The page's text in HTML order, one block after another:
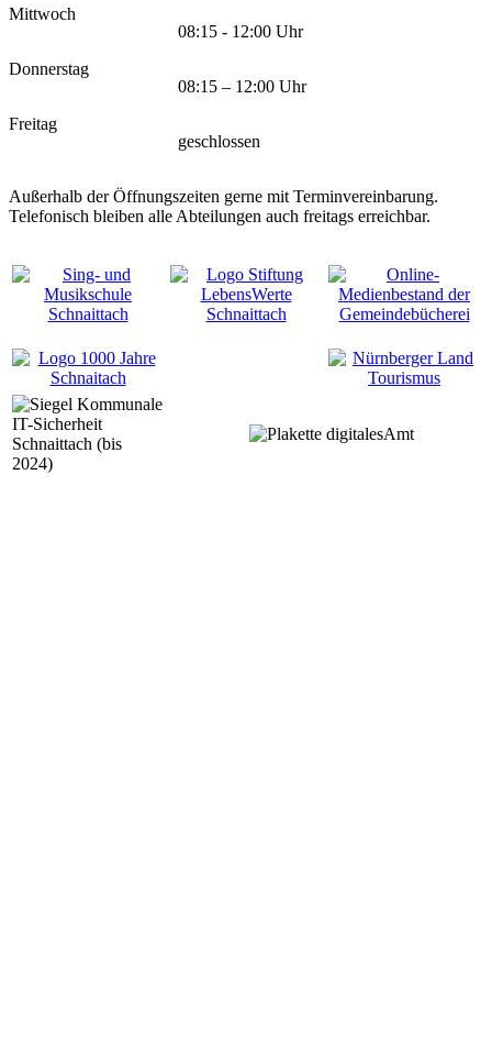
Mittwoch
08:15 - 12:00 Uhr
Donnerstag
08:15 – 12:00 Uhr
Freitag
geschlossen
Außerhalb der Öffnungszeiten gerne mit Terminvereinbarung.
Telefonisch bleiben alle Abteilungen auch freitags erreichbar.